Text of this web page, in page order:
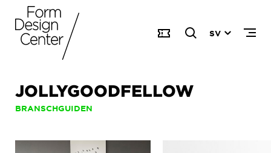
SV
JOLLYGOODFELLOW
BRANSCHGUIDEN